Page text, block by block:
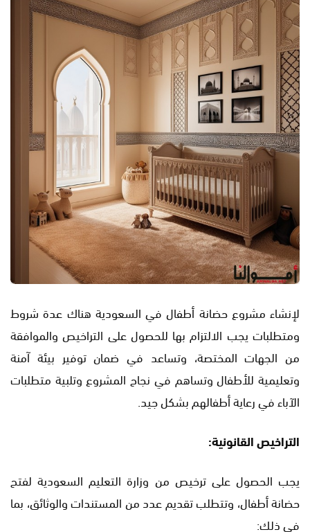
لإنشاء مشروع حضانة أطفال في السعودية هناك عدة شروط
ومتطلبات يجب الالتزام بها للحصول على التراخيص والموافقة
من الجهات المختصة، وتساعد في ضمان توفير بيئة آمنة
وتعليمية للأطفال وتساهم في نجاح المشروع وتلبية متطلبات
الآباء في رعاية أطفالهم بشكل جيد.
التراخيص القانونية:
يجب الحصول على ترخيص من وزارة التعليم السعودية لفتح
حضانة أطفال، وتتطلب تقديم عدد من المستندات والوثائق، بما
في ذلك: